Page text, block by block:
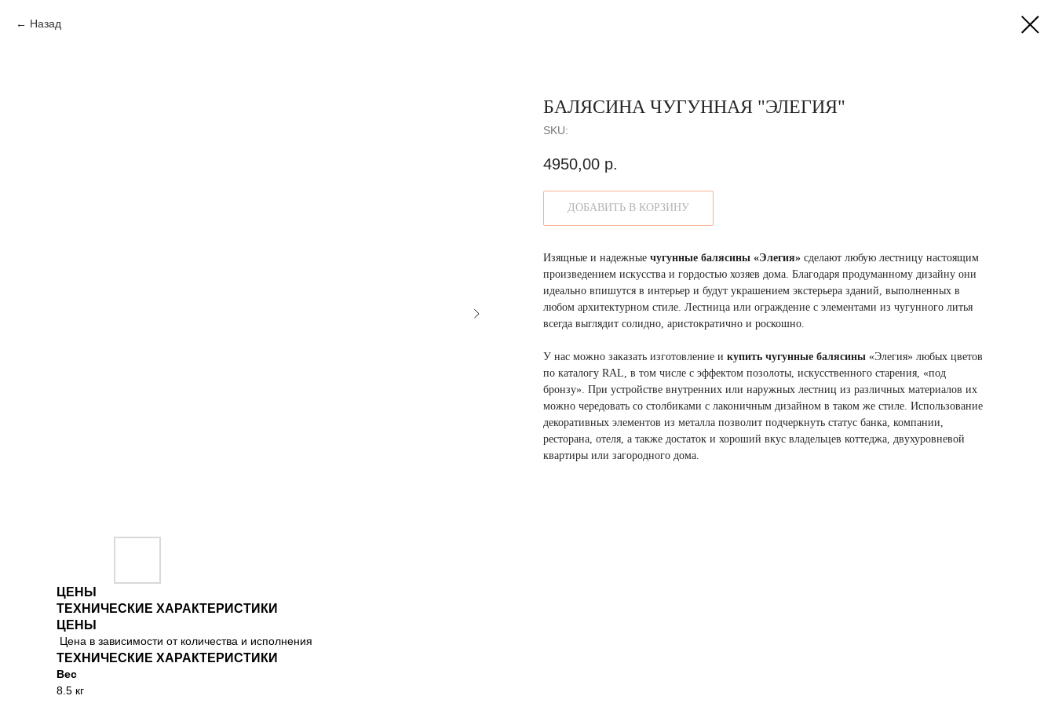
Назад
БАЛЯСИНА ЧУГУННАЯ "ЭЛЕГИЯ"
SKU:
4950,00 р.
ДОБАВИТЬ В КОРЗИНУ
Изящные и надежные чугунные балясины «Элегия» сделают любую лестницу настоящим
произведением искусства и гордостью хозяев дома. Благодаря продуманному дизайну они
идеально впишутся в интерьер и будут украшением экстерьера зданий, выполненных в
любом архитектурном стиле. Лестница или ограждение с элементами из чугунного литья
всегда выглядит солидно, аристократично и роскошно.
У нас можно заказать изготовление и купить чугунные балясины «Элегия» любых цветов
по каталогу RAL, в том числе с эффектом позолоты, искусственного старения, «под
бронзу». При устройстве внутренних или наружных лестниц из различных материалов их
можно чередовать со столбиками с лаконичным дизайном в таком же стиле. Использование
декоративных элементов из металла позволит подчеркнуть статус банка, компании,
ресторана, отеля, а также достаток и хороший вкус владельцев коттеджа, двухуровневой
квартиры или загородного дома.
ЦЕНЫ
ТЕХНИЧЕСКИЕ ХАРАКТЕРИСТИКИ
ЦЕНЫ
Цена в зависимости от количества и исполнения
ТЕХНИЧЕСКИЕ ХАРАКТЕРИСТИКИ
Вес
8.5 кг